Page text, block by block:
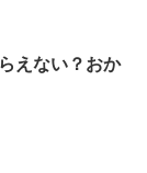
えない？おか